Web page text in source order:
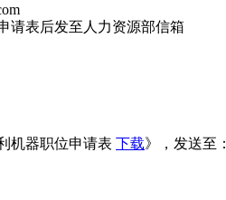
请表后发至人力资源部信箱
机器职位申请表 下载》，发送至：